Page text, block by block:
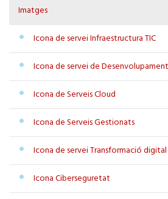
Imatges
Icona de servei Infraestructura TIC
Icona de servei de
Icona de Serveis Cloud
Icona de Serveis Gestionats
Icona de servei Transformació digital
Icona Ciberseguretat